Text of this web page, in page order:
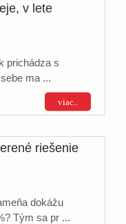
v lete
prichádza s
ma ...
viac..
riešenie
dokážu
Tým sa pr ...